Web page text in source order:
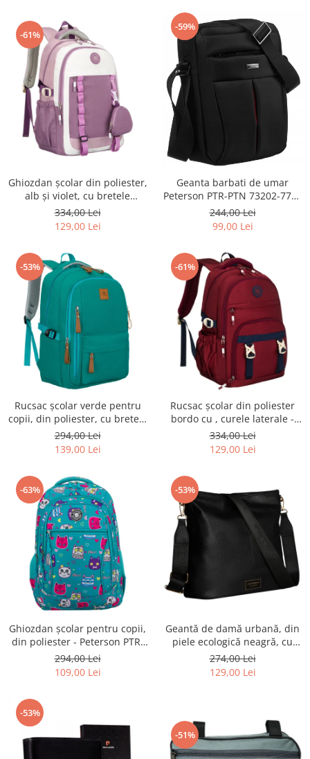
-61%
Ghiozdan școlar din poliester,
alb și violet, cu bretele
reglabile - Peterson PTR-PTN
8603-1303 PURPLE
334,00 Lei
129,00 Lei
-59%
Geanta barbati de umar
Peterson PTR-PTN 73202-7738
BL
244,00 Lei
99,00 Lei
-53%
Rucsac școlar verde pentru
copii, din poliester, cu bretele
reglabile - Peterson PTR-PTN
BHX-01-9259 Gree
294,00 Lei
139,00 Lei
-61%
Rucsac școlar din poliester
bordo cu , curele laterale -
Peterson PTR-PTN 8594-1402
BORDO
334,00 Lei
129,00 Lei
-63%
Ghiozdan școlar pentru copii,
din poliester - Peterson PTR-
PTN BIEDRONKA G28
294,00 Lei
109,00 Lei
-53%
Geantă de damă urbană, din
piele ecologică neagră, cu
curea reglabilă - Peterson
PTR-PTN JK6-06-6642
274,00 Lei
129,00 Lei
-53%
-51%